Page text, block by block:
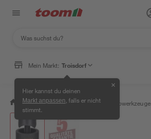
Mein Markt: Troisdorf
Hier kannst du deinen
Markt anpassen , falls er nicht
stimmt.
✕
/ Werkstatt & Maschinen / Elektrowerkzeuge